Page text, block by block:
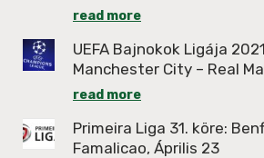
read more
UEFA Bajnokok Ligája
Manchester City – Real
read more
Primeira Liga 31. köre:
Famalicao, Április 23